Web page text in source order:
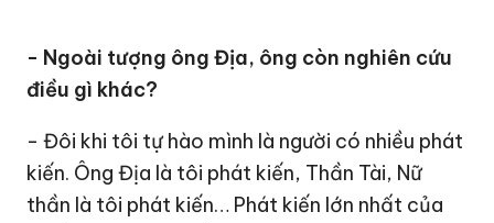
- Ngoài tượng ông Địa, ông còn nghiên cứu
điều gì khác?
- Đôi khi tôi tự hào mình là người có nhiều phát
kiến. Ông Địa là tôi phát kiến, Thần Tài, Nữ
thần là tôi phát kiến… Phát kiến lớn nhất của